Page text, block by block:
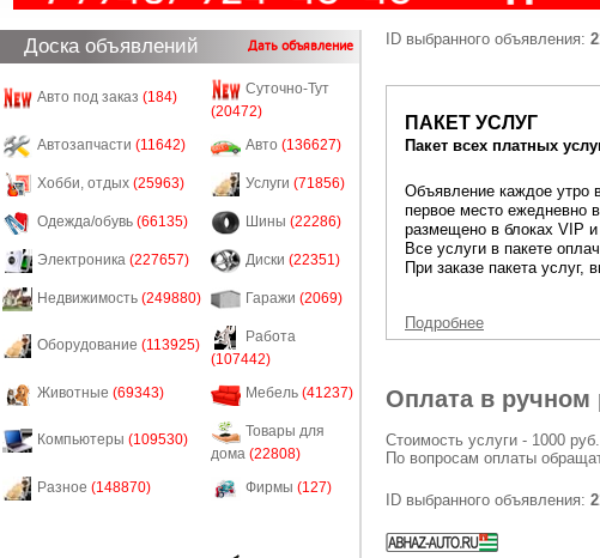
Доска объявлений Дать объявление
Авто под заказ (184)
Суточно-Тут
(20472)
Автозапчасти (11642) Авто (136627)
Хобби, отдых (25963) Услуги (71856)
Одежда/обувь (66135) Шины (22286)
Электроника (227657) Диски (22351)
Недвижимость (249880) Гаражи (2069)
Оборудование (113925)
Работа
(107442)
Животные (69343) Мебель (41237)
Компьютеры (109530)
Товары для
дома (22808)
Разное (148870) Фирмы (127)
ID выбранного объявления:
ПАКЕТ УСЛУГ
Пакет всех платных
Объявление каждое утро
первое место ежедневно
размещено в блоках VIP
Все услуги в пакете
При заказе пакета услуг,
Подробнее
Оплата в ручном
Стоимость услуги - 1000 руб.
По вопросам оплаты
ID выбранного объявления: